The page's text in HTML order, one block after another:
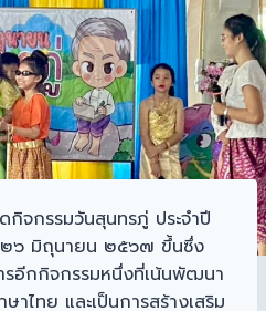
กิจกรรมวันสุนทรภู่ ประจำปี
๖ มิถุนายน ๒๕๖๗ ขึ้นซึ่ง
รอีกกิจกรรมหนึ่งที่เน้นพัฒนา
าไทย และเป็นการสร้างเสริม